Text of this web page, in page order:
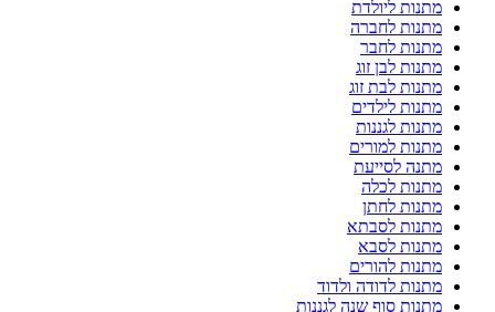
מתנות ליולדת
מתנות לחברה
מתנות לחבר
מתנות לבן זוג
מתנות לבת זוג
מתנות לילדים
מתנות לגננות
מתנות למורים
מתנה לסייעת
מתנות לכלה
מתנות לחתן
מתנות לסבתא
מתנות לסבא
מתנות להורים
מתנות לדודה ולדוד
מתנות סוף שנה לגננות